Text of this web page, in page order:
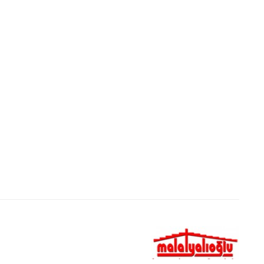
apex rage hack cheap